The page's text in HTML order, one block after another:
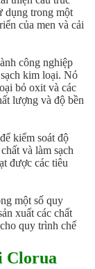
dụng trong một
của men và cải
công nghiệp
kim loại. Nó
bỏ oxit và các
lượng và độ bền
kiểm soát độ
và làm sạch
được các tiêu
một số quy
xuất các chất
quy trình chế
Clorua